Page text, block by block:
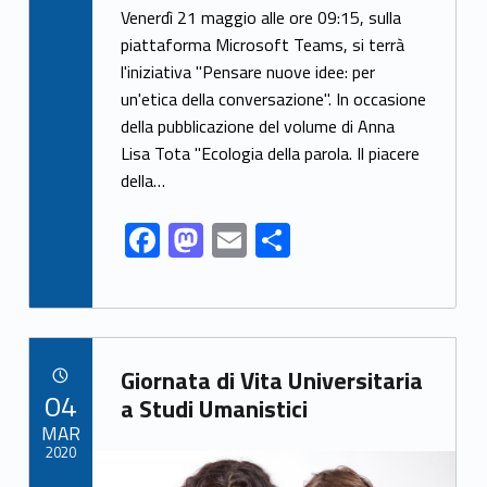
ac
e
b
o
o
k
as
to
d
o
n
m
ai
l
h
ar
e
Venerdì 21 maggio alle ore 09:15, sulla
piattaforma Microsoft Teams, si terrà
l'iniziativa "Pensare nuove idee: per
un'etica della conversazione". In occasione
della pubblicazione del volume di Anna
Lisa Tota "Ecologia della parola. Il piacere
della…
F
ac
e
b
o
o
M
as
to
d
o
n
E
m
ai
l
S
ar
e
Link identifier archive #link-archive-19768
Giornata di Vita Universitaria
a Studi Umanistici
04
MAR
2020